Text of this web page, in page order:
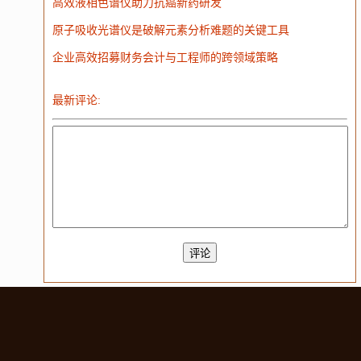
高效液相色谱仪助力抗癌新药研发
原子吸收光谱仪是破解元素分析难题的关键工具
企业高效招募财务会计与工程师的跨领域策略
最新评论: